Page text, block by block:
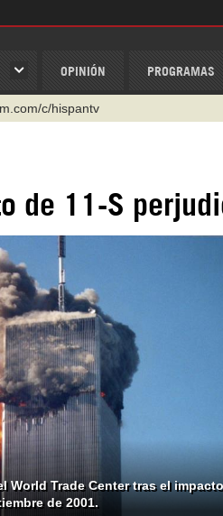
OPINIÓN PROGRAMAS
c/hispantv
hispan_tv
@nexo_latino
nexo_latino
de 11-S
World Trade Center tras el impacto
de 2001.